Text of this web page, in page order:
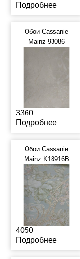
Подробнее
Обои Cassanie
Mainz 93086
3360
Подробнее
Обои Cassanie
Mainz K18916B
4050
Подробнее